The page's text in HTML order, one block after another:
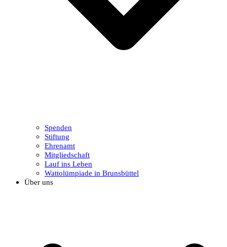
Spenden
Stiftung
Ehrenamt
Mitgliedschaft
Lauf ins Leben
Wattolümpiade in Brunsbüttel
Über uns